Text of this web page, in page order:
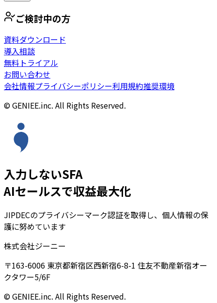
ご検討中の方
資料ダウンロード
導入相談
無料トライアル
お問い合わせ
会社情報プライバシーポリシー利用規約推奨環境
© GENIEE.inc. All Rights Reserved.
入力しないSFA
AIセールスで収益最大化
JIPDECのプライバシーマーク認証を取得し、個人情報の保
護に努めています
株式会社ジーニー
〒163-6006 東京都新宿区西新宿6-8-1 住友不動産新宿オー
クタワー5/6F
© GENIEE.inc. All Rights Reserved.